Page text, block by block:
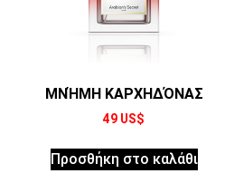
ΜΝΉΜΗ ΚΑΡΧΗΔΌΝΑΣ
49 US$
Προσθήκη στο καλάθι